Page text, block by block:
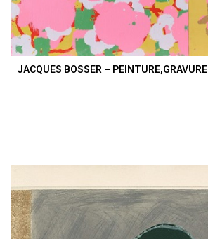
JACQUES BOSSER – PEINTURE,GRAVURE